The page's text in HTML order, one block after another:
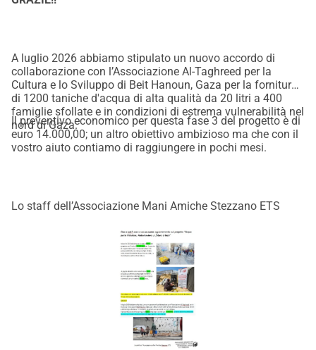
A luglio 2026 abbiamo stipulato un nuovo accordo di
collaborazione con l’Associazione Al-Taghreed per la
Cultura e lo Sviluppo di Beit Hanoun, Gaza per la fornitura
di 1200 taniche d'acqua di alta qualità da 20 litri a 400
famiglie sfollate e in condizioni di estrema vulnerabilità nel
nord di Gaza.
Il preventivo economico per questa fase 3 del progetto è di
euro 14.000,00; un altro obiettivo ambizioso ma che con il
vostro aiuto contiamo di raggiungere in pochi mesi.
Lo staff dell’Associazione Mani Amiche Stezzano ETS